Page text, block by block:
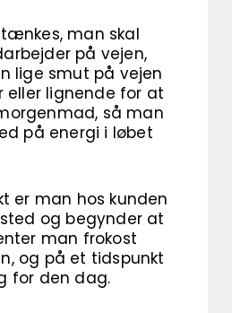
man skal
på vejen,
lige smut på vejen
eller lignende for at
så man
på energi i løbet
er man hos kunden
og begynder at
man frokost
og på et tidspunkt
for den dag.